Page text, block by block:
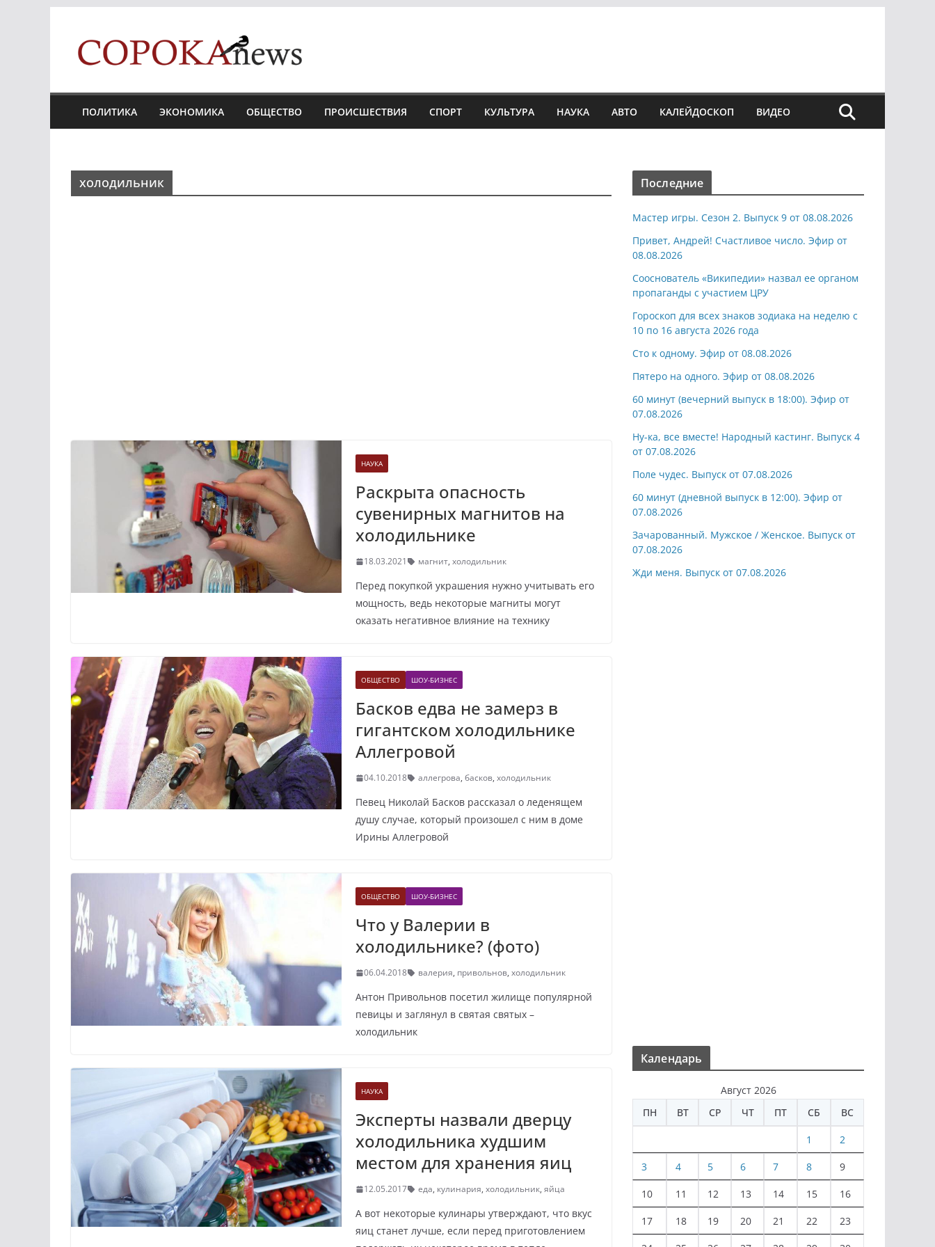
content
ПОЛИТИКА ЭКОНОМИКА ОБЩЕСТВО ПРОИСШЕСТВИЯ СПОРТ КУЛЬТУРА НАУКА АВТО КАЛЕЙДОСКОП ВИДЕО
холодильник
НАУКА
Раскрыта опасность
сувенирных магнитов на
холодильнике
18.03.2021 магнит, холодильник
Перед покупкой украшения нужно учитывать его
мощность, ведь некоторые магниты могут
оказать негативное влияние на технику
ОБЩЕСТВО ШОУ-БИЗНЕС
Басков едва не замерз в
гигантском холодильнике
Аллегровой
04.10.2018 аллегрова, басков, холодильник
Певец Николай Басков рассказал о леденящем
душу случае, который произошел с ним в доме
Ирины Аллегровой
ОБЩЕСТВО ШОУ-БИЗНЕС
Что у Валерии в
холодильнике? (фото)
06.04.2018 валерия, привольнов, холодильник
Антон Привольнов посетил жилище популярной
певицы и заглянул в святая святых –
холодильник
НАУКА
Эксперты назвали дверцу
холодильника худшим
местом для хранения яиц
12.05.2017 еда, кулинария, холодильник, яйца
А вот некоторые кулинары утверждают, что вкус
яиц станет лучше, если перед приготовлением
Последние
Мастер игры. Сезон 2. Выпуск 9 от 08.08.2026
Привет, Андрей! Счастливое число. Эфир от
08.08.2026
Сооснователь «Википедии» назвал ее органом
пропаганды с участием ЦРУ
Гороскоп для всех знаков зодиака на неделю с
10 по 16 августа 2026 года
Сто к одному. Эфир от 08.08.2026
Пятеро на одного. Эфир от 08.08.2026
60 минут (вечерний выпуск в 18:00). Эфир от
07.08.2026
Ну-ка, все вместе! Народный кастинг. Выпуск 4
от 07.08.2026
Поле чудес. Выпуск от 07.08.2026
60 минут (дневной выпуск в 12:00). Эфир от
07.08.2026
Зачарованный. Мужское / Женское. Выпуск от
07.08.2026
Жди меня. Выпуск от 07.08.2026
Календарь
Август 2026
ПН
ВТ СР ЧТ ПТ СБ ВС
1 2
3 4 5 6 7 8 9
10 11 12 13 14 15 16
17 18 19 20 21 22 23